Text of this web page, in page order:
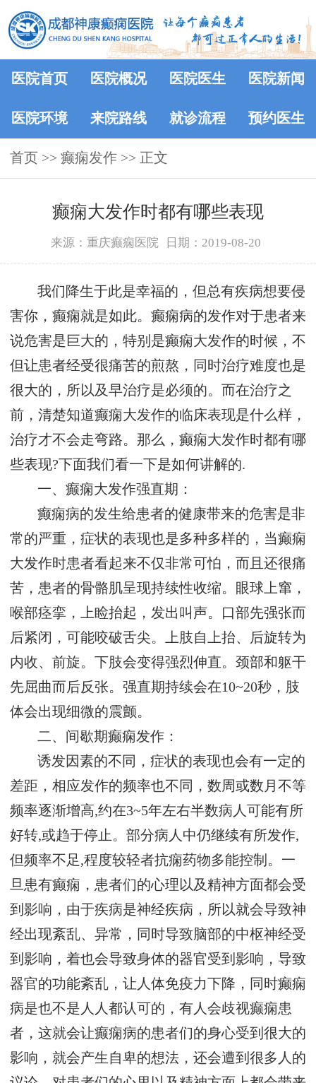
医院首页 医院概况 医院医生 医院新闻
医院环境 来院路线 就诊流程 预约医生
首页 >> 癫痫发作 >> 正文
癫痫大发作时都有哪些表现
来源：重庆癫痫医院 日期：2019-08-20
我们降生于此是幸福的，但总有疾病想要侵
害你，癫痫就是如此。癫痫病的发作对于患者来
说危害是巨大的，特别是癫痫大发作的时候，不
但让患者经受很痛苦的煎熬，同时治疗难度也是
很大的，所以及早治疗是必须的。而在治疗之
前，清楚知道癫痫大发作的临床表现是什么样，
治疗才不会走弯路。那么，癫痫大发作时都有哪
些表现?下面我们看一下是如何讲解的.
一、癫痫大发作强直期：
癫痫病的发生给患者的健康带来的危害是非
常的严重，症状的表现也是多种多样的，当癫痫
大发作时患者看起来不仅非常可怕，而且还很痛
苦，患者的骨骼肌呈现持续性收缩。眼球上窜，
喉部痉挛，上睑抬起，发出叫声。口部先强张而
后紧闭，可能咬破舌尖。上肢自上抬、后旋转为
内收、前旋。下肢会变得强烈伸直。颈部和躯干
先屈曲而后反张。强直期持续会在10~20秒，肢
体会出现细微的震颤。
二、间歇期癫痫发作：
诱发因素的不同，症状的表现也会有一定的
差距，相应发作的频率也不同，数周或数月不等
频率逐渐增高,约在3~5年左右半数病人可能有所
好转,或趋于停止。部分病人中仍继续有所发作,
但频率不足,程度较轻者抗痫药物多能控制。一
旦患有癫痫，患者们的心理以及精神方面都会受
到影响，由于疾病是神经疾病，所以就会导致神
经出现紊乱、异常，同时导致脑部的中枢神经受
到影响，着也会导致身体的器官受到影响，导致
器官的功能紊乱，让人体免疫力下降，同时癫痫
病是也不是人人都认可的，有人会歧视癫痫患
者，这就会让癫痫病的患者们的身心受到很大的
影响，就会产生自卑的想法，还会遭到很多人的